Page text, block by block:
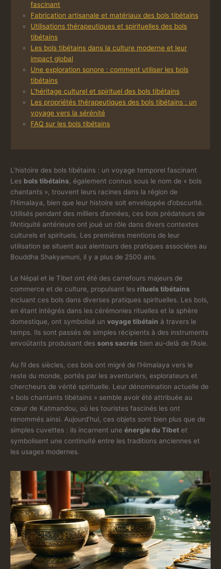
fascinant
Fabrication artisanale et matériaux des bols tibétains
Utilisations thérapeutiques et spirituelles des bols
tibétains
Les bols tibétains dans la culture moderne et leur
impact global
Une exploration sonore : comment utiliser les bols
tibétains
L'héritage culturel et spirituel des bols tibétains
Les propriétés thérapeutiques des bols tibétains : un
voyage vers la sérénité
FAQ sur les bols tibétains
L’histoire des bols tibétains : un voyage temporel fascinant
Les bols tibétains , également connus sous le nom de « bols
chantants », trouvent leurs racines dans la région de
l’Himalaya, bien que leur histoire soit enveloppée d’obscurité.
Utilisés pendant des milliers d’années, ces bols prédateurs de
l’Antiquité antérieure ont joué un rôle dans divers contextes
culturels et spirituels. Les premières mentions de leur
utilisation se situent aux alentours des pratiques associées au
Bouddha Shakyamuni, il y a plus de 2500 ans.
Le Népal et le Tibet ont été des carrefours majeurs de
commerce et de culture, propulsant les rituels tibétains
incluant ces bols dans diverses pratiques spirituelles. Les bols,
en étant intégrés dans les cérémonies rituelles et la sphère
domestique, ont symbolisé unvoyage tibétain à travers le
temps. Ils sont passés de simples récipients à des instruments
envoûtants produisant dessons sacrés bien au-delà de l’Asie.
Au fil des siècles, ces bols ont migré de l’Himalaya vers le
reste du monde, portés par les aventuriers, explorateurs et
chercheurs de vérité spirituelle. Leur dénomination actuelle de
« bols chantants tibétains » semble avoir été attribuée au
cœur de Katmandou, où les touristes fascinés les ont
renommés ainsi. Aujourd’hui, ces objets sont bien plus que de
simples cuvettes : ils incarnent uneénergie du Tibet et
symbolisent une continuité entre les traditions anciennes et
les usages modernes.